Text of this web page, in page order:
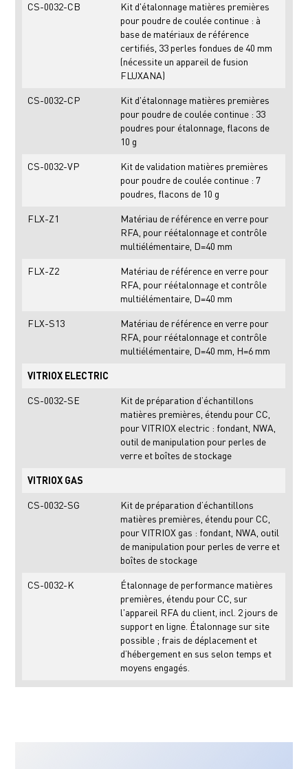
CS-0032-CB
Kit d'étalonnage matières premières
pour poudre de coulée continue : à
base de matériaux de référence
certifiés, 33 perles fondues de 40 mm
(nécessite un appareil de fusion
FLUXANA)
CS-0032-CP
Kit d'étalonnage matières premières
pour poudre de coulée continue : 33
poudres pour étalonnage, flacons de
10 g
CS-0032-VP
Kit de validation matières premières
pour poudre de coulée continue : 7
poudres, flacons de 10 g
FLX-Z1
Matériau de référence en verre pour
RFA, pour réétalonnage et contrôle
multiélémentaire, D=40 mm
FLX-Z2
Matériau de référence en verre pour
RFA, pour réétalonnage et contrôle
multiélémentaire, D=40 mm
FLX-S13
Matériau de référence en verre pour
RFA, pour réétalonnage et contrôle
multiélémentaire, D=40 mm, H=6 mm
VITRIOX ELECTRIC
CS-0032-SE
Kit de préparation d’échantillons
matières premières, étendu pour CC,
pour VITRIOX electric : fondant, NWA,
outil de manipulation pour perles de
verre et boîtes de stockage
VITRIOX GAS
CS-0032-SG
Kit de préparation d’échantillons
matières premières, étendu pour CC,
pour VITRIOX gas : fondant, NWA, outil
de manipulation pour perles de verre et
boîtes de stockage
CS-0032-K
Étalonnage de performance matières
premières, étendu pour CC, sur
l'appareil RFA du client, incl. 2 jours de
support en ligne. Étalonnage sur site
possible ; frais de déplacement et
d’hébergement en sus selon temps et
moyens engagés.